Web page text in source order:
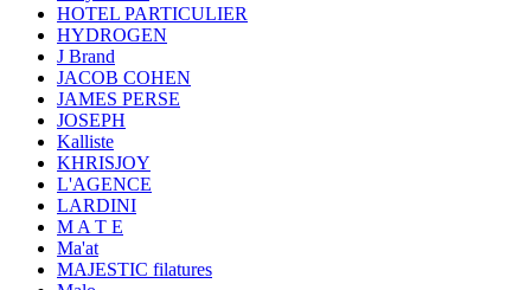
HOTEL PARTICULIER
HYDROGEN
J Brand
JACOB COHEN
JAMES PERSE
JOSEPH
Kalliste
KHRISJOY
L'AGENCE
LARDINI
M A T E
Ma'at
MAJESTIC filatures